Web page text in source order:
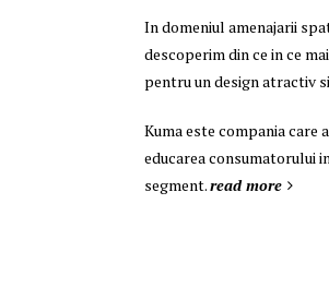
In domeniul amenajarii
descoperim din ce in ce
pentru un design atractiv
Kuma este compania care
educarea consumatorului
segment.read more